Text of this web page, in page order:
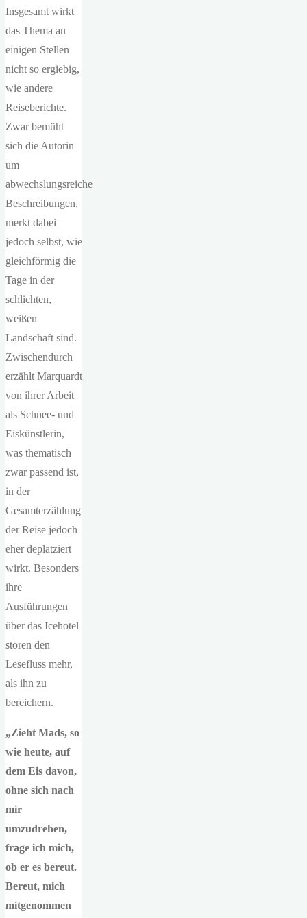
Insgesamt wirkt
das Thema an
einigen Stellen
nicht so ergiebig,
wie andere
Reiseberichte.
Zwar bemüht
sich die Autorin
um
abwechslungsreiche
Beschreibungen,
merkt dabei
jedoch selbst, wie
gleichförmig die
Tage in der
schlichten,
weißen
Landschaft sind.
Zwischendurch
erzählt Marquardt
von ihrer Arbeit
als Schnee- und
Eiskünstlerin,
was thematisch
zwar passend ist,
in der
Gesamterzählung
der Reise jedoch
eher deplatziert
wirkt. Besonders
ihre
Ausführungen
über das Icehotel
stören den
Lesefluss mehr,
als ihn zu
bereichern.
„Zieht Mads, so
wie heute, auf
dem Eis davon,
ohne sich nach
mir
umzudrehen,
frage ich mich,
ob er es bereut.
Bereut, mich
mitgenommen